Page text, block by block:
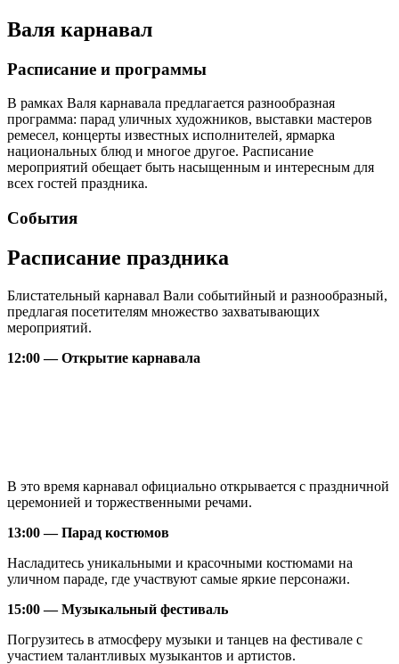
Валя карнавал
Расписание и программы
В рамках Валя карнавала предлагается разнообразная
программа: парад уличных художников, выставки мастеров
ремесел, концерты известных исполнителей, ярмарка
национальных блюд и многое другое. Расписание
мероприятий обещает быть насыщенным и интересным для
всех гостей праздника.
События
Расписание праздника
Блистательный карнавал Вали событийный и разнообразный,
предлагая посетителям множество захватывающих
мероприятий.
12:00 — Открытие карнавала
В это время карнавал официально открывается с праздничной
церемонией и торжественными речами.
13:00 — Парад костюмов
Насладитесь уникальными и красочными костюмами на
уличном параде, где участвуют самые яркие персонажи.
15:00 — Музыкальный фестиваль
Погрузитесь в атмосферу музыки и танцев на фестивале с
участием талантливых музыкантов и артистов.